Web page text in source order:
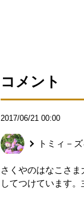
コメント
2017/06/21 00:00
トミィ－
さくやのはなこさ
してつけています